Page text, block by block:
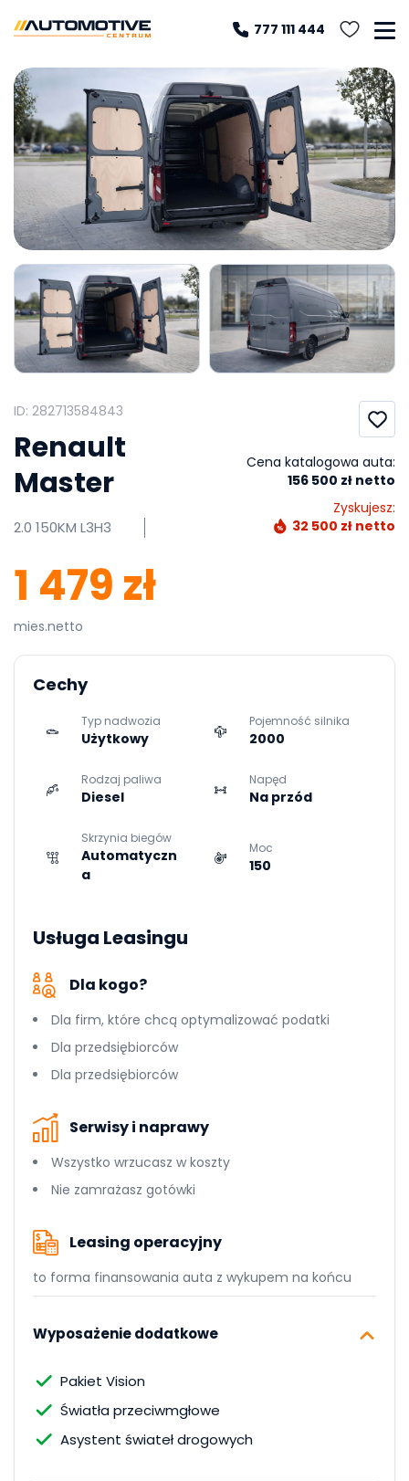
777 111 444
ID: 282713584843
Renault
Master
2.0 150KM L3H3
1 479 zł
mies.netto
Cena katalogowa auta:
156 500 zł netto
Zyskujesz:
32 500 zł netto
Cechy
Typ nadwozia
Użytkowy
Pojemność silnika
2000
Rodzaj paliwa
Diesel
Napęd
Na przód
Skrzynia biegów
Automatyczn
a
Moc
150
Usługa Leasingu
Dla kogo?
Dla firm, które chcą optymalizować podatki
Dla przedsiębiorców
Dla przedsiębiorców
Serwisy i naprawy
Wszystko wrzucasz w koszty
Nie zamrażasz gotówki
Leasing operacyjny
to forma finansowania auta z wykupem na końcu
Wyposażenie dodatkowe
Pakiet Vision
Światła przeciwmgłowe
Asystent świateł drogowych